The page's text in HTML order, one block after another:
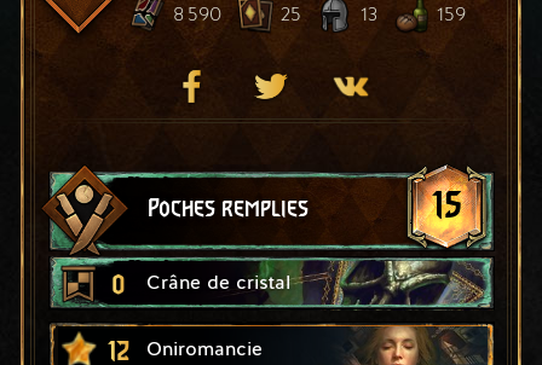
8 590 25 13 159
Poches remplies 15
0 Crâne de cristal
12 Oniromancie